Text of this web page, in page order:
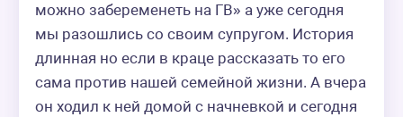
можно забеременеть на ГВ» а уже сегодня
мы разошлись со своим супругом. История
длинная но если в краце рассказать то его
сама против нашей семейной жизни. А вчера
он ходил к ней домой с начневкой и сегодня